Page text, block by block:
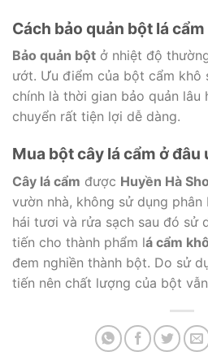
Cách bảo quản bột lá cẩm
Bảo quản bột ở nhiệt độ
ướt. Ưu điểm của bột cẩm khô
chính là thời gian bảo quản lâu
chuyển rất tiện lợi dễ dàng.
Mua bột cây lá cẩm ở đâu
Cây lá cẩm được Huyền Hà
vườn nhà, không sử dụng phân
hái tươi và rửa sạch sau đó sử
tiến cho thành phẩm lá cẩm
đem nghiền thành bột. Do sử
tiến nên chất lượng của bột